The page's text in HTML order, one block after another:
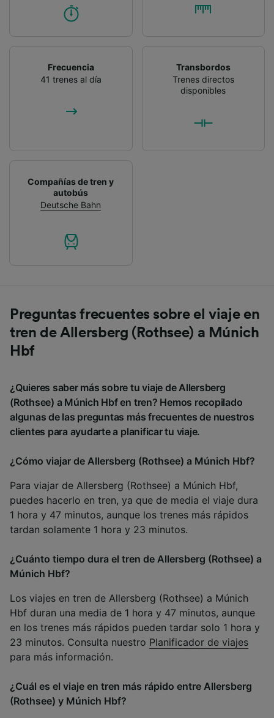
Frecuencia
41 trenes al día
Transbordos
Trenes directos
disponibles
Compañías de tren y
autobús
Deutsche Bahn
Preguntas frecuentes sobre el viaje en
tren de Allersberg (Rothsee) a Múnich
Hbf
¿Quieres saber más sobre tu viaje de Allersberg
(Rothsee) a Múnich Hbf en tren? Hemos recopilado
algunas de las preguntas más frecuentes de nuestros
clientes para ayudarte a planificar tu viaje.
¿Cómo viajar de Allersberg (Rothsee) a Múnich Hbf?
Para viajar de Allersberg (Rothsee) a Múnich Hbf,
puedes hacerlo en tren, ya que de media el viaje dura
1 hora y 47 minutos, aunque los trenes más rápidos
tardan solamente 1 hora y 23 minutos.
¿Cuánto tiempo dura el tren de Allersberg (Rothsee) a
Múnich Hbf?
Los viajes en tren de Allersberg (Rothsee) a Múnich
Hbf duran una media de 1 hora y 47 minutos, aunque
en los trenes más rápidos pueden tardar solo 1 hora y
23 minutos. Consulta nuestro Planificador de viajes
para más información.
¿Cuál es el viaje en tren más rápido entre Allersberg
(Rothsee) y Múnich Hbf?